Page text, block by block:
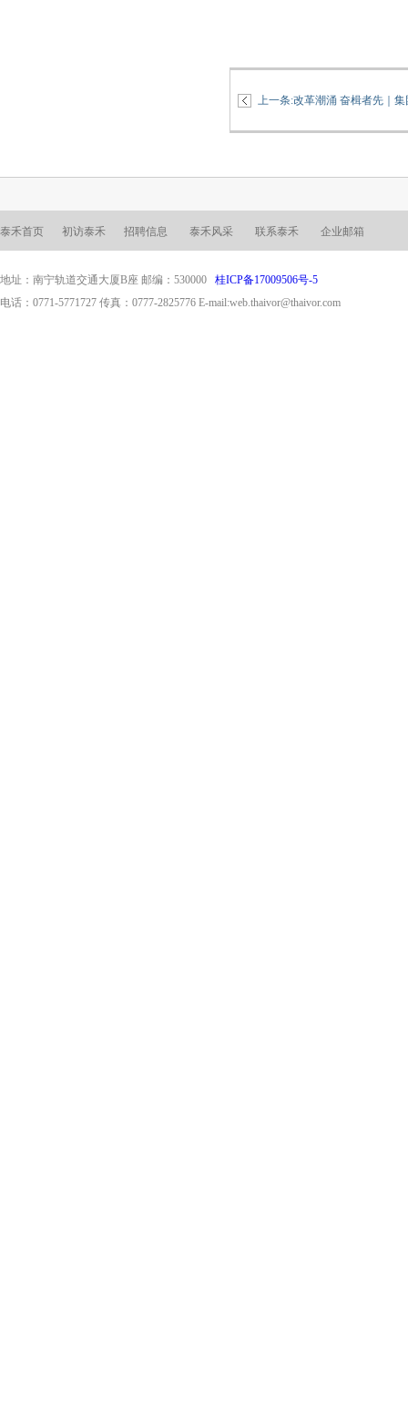
上一条:改革潮涌 奋楫者先｜
泰禾首页 初访泰禾 招聘信息 泰禾风采 联系泰禾 企业邮箱
地址：南宁轨道交通大厦B座 邮编：530000 桂ICP备17009506号-5
电话：0771-5771727 传真：0777-2825776 E-mail:web.thaivor@thaivor.com